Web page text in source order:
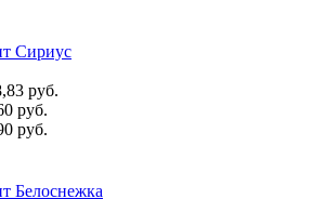
руб.
руб.
руб.